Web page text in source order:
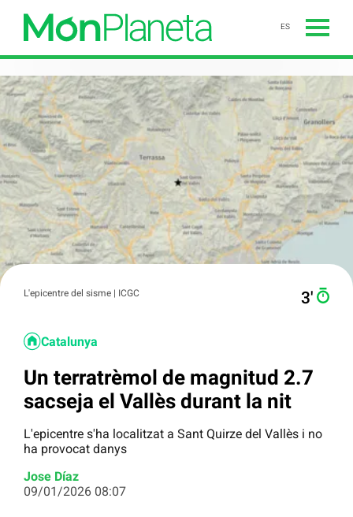
ES
L'epicentre del sisme | ICGC 3′
Catalunya
Un terratrèmol de magnitud 2.7
sacseja el Vallès durant la nit
L'epicentre s'ha localitzat a Sant Quirze del Vallès i no
ha provocat danys
Jose Díaz
09/01/2026 08:07